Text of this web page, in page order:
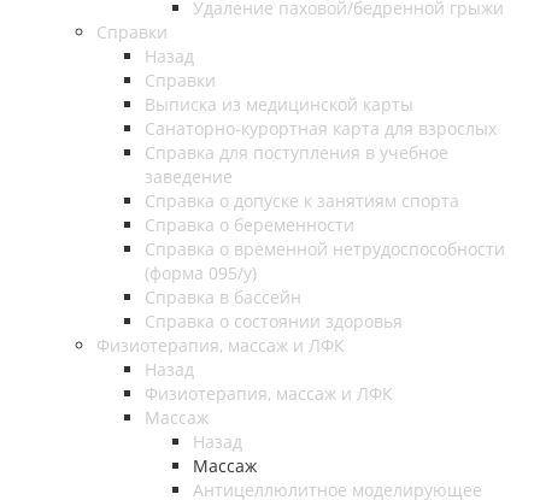
Удаление паховой/бедренной грыжи
Справки
Назад
Справки
Выписка из медицинской карты
Санаторно-курортная карта для взрослых
Справка для поступления в учебное
заведение
Справка о допуске к занятиям спорта
Справка о беременности
Справка о временной нетрудоспособности
(форма 095/у)
Справка в бассейн
Справка о состоянии здоровья
Физиотерапия, массаж и ЛФК
Назад
Физиотерапия, массаж и ЛФК
Массаж
Назад
Массаж
Антицеллюлитное моделирующее